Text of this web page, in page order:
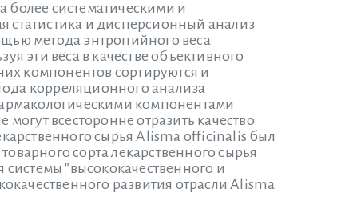
более систематическими и
статистика и дисперсионный анализ
метода энтропийного веса
эти веса в качестве объективного
компонентов сортируются и
корреляционного анализа
компонентами
всесторонне отразить качество
сырья Alisma officinalis был
сорта лекарственного сырья
"высококачественного и
развития отрасли Alisma